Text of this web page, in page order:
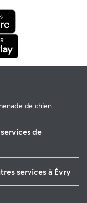
de chien
de
services à Évry